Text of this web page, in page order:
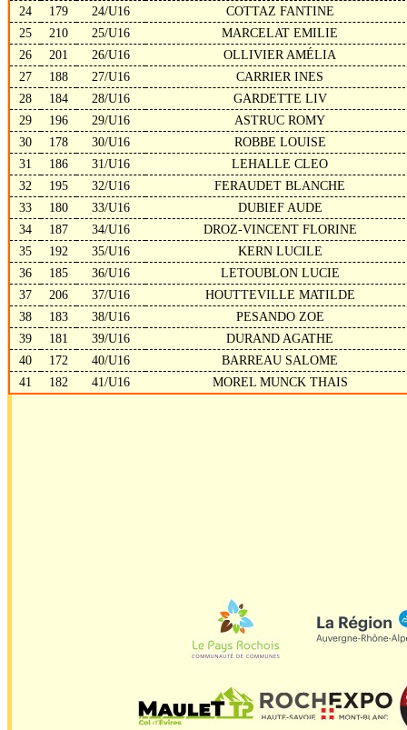
24
179 24/U16
COTTAZ FANTINE
25
210 25/U16
MARCELAT EMILIE
26
201 26/U16
OLLIVIER AMÉLIA
27
188 27/U16
CARRIER INES
28
184 28/U16
GARDETTE LIV
29
196 29/U16
ASTRUC ROMY
30
178 30/U16
ROBBE LOUISE
31
186 31/U16
LEHALLE CLEO
32
195 32/U16
FERAUDET BLANCHE
33
180 33/U16
DUBIEF AUDE
34
187 34/U16
DROZ-VINCENT FLORINE
35
192 35/U16
KERN LUCILE
36
185 36/U16
LETOUBLON LUCIE
37
206 37/U16
HOUTTEVILLE MATILDE
38
183 38/U16
PESANDO ZOE
39
181 39/U16
DURAND AGATHE
40
172 40/U16
BARREAU SALOME
41
182 41/U16 MOREL MUNCK THAIS